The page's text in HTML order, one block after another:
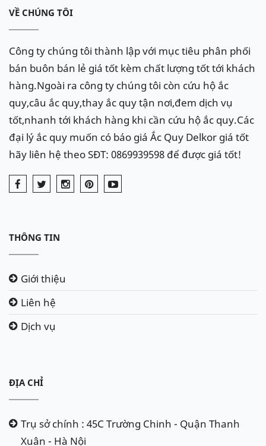
VỀ CHÚNG TÔI
Công ty chúng tôi thành lập với mục tiêu phân phối
bán buôn bán lẻ giá tốt kèm chất lượng tốt tới khách
hàng.Ngoài ra công ty chúng tôi còn cứu hộ ắc
quy,câu ắc quy,thay ắc quy tận nơi,đem dịch vụ
tốt,nhanh tới khách hàng khi cần cứu hộ ắc quy.Các
đại lý ắc quy muốn có báo giá Ắc Quy Delkor giá tốt
hãy liên hệ theo SĐT: 0869939598 để được giá tốt!
THÔNG TIN
Giới thiệu
Liên hệ
Dịch vụ
ĐỊA CHỈ
Trụ sở chính : 45C Trường Chinh - Quận Thanh
Xuân - Hà Nội